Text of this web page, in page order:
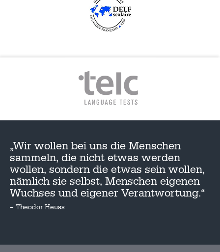
„Wir wollen bei uns die Menschen
sammeln, die nicht etwas werden
wollen, sondern die etwas sein wollen,
nämlich sie selbst, Menschen eigenen
Wuchses und eigener Verantwortung.“
– Theodor Heuss